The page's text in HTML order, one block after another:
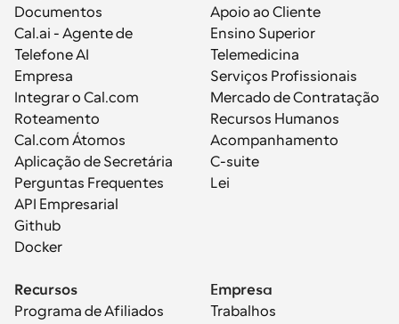
Documentos
Cal.ai - Agente de
Telefone AI
Empresa
Integrar o Cal.com
Roteamento
Cal.com Átomos
Aplicação de Secretária
Perguntas Frequentes
API Empresarial
Github
Docker
Apoio ao Cliente
Ensino Superior
Telemedicina
Serviços Profissionais
Mercado de Contratação
Recursos Humanos
Acompanhamento
C-suite
Lei
Recursos
Programa de Afiliados
Empresa
Trabalhos